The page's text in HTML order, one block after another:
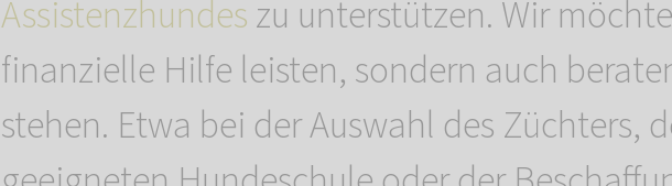
Assistenzhundeszu unterstützen. Wir
finanzielle Hilfe leisten, sondern auch
stehen. Etwa bei der Auswahl des Züchters,